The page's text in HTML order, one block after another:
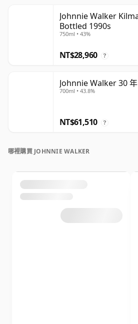
Johnnie Walker
Bottled 1990s
750ml • 43%
NT$28,960 ?
Johnnie Walker 30
700ml • 43.8%
NT$61,510 ?
哪裡購買 JOHNNIE WALKER